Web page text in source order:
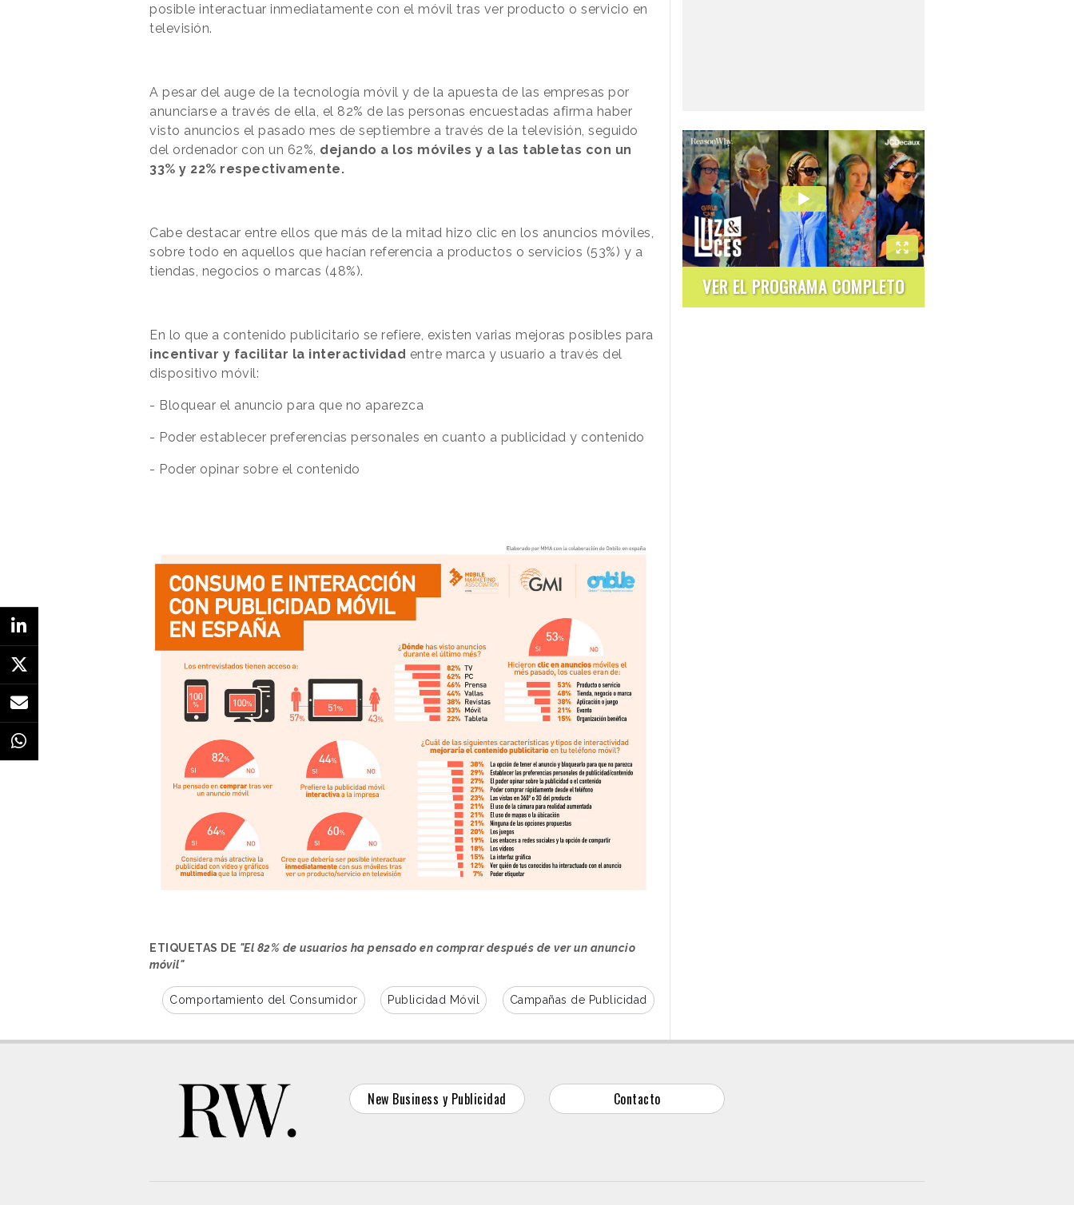
posible interactuar inmediatamente con el móvil tras ver producto o servicio en
televisión.
A pesar del auge de la tecnología móvil y de la apuesta de las empresas por
anunciarse a través de ella, el 82% de las personas encuestadas afirma haber
visto anuncios el pasado mes de septiembre a través de la televisión, seguido
del ordenador con un 62%, dejando a los móviles y a las tabletas con un
33% y 22% respectivamente.
Cabe destacar entre ellos que más de la mitad hizo clic en los anuncios móviles,
sobre todo en aquellos que hacían referencia a productos o servicios (53%) y a
tiendas, negocios o marcas (48%).
En lo que a contenido publicitario se refiere, existen varias mejoras posibles para
incentivar y facilitar la interactividad entre marca y usuario a través del
dispositivo móvil:
- Bloquear el anuncio para que no aparezca
- Poder establecer preferencias personales en cuanto a publicidad y contenido
- Poder opinar sobre el contenido
ETIQUETAS DE "El 82% de usuarios ha pensado en comprar después de ver un anuncio
móvil"
Comportamiento del Consumidor Publicidad Móvil Campañas de Publicidad
VER EL PROGRAMA COMPLETO
New Business y Publicidad Contacto